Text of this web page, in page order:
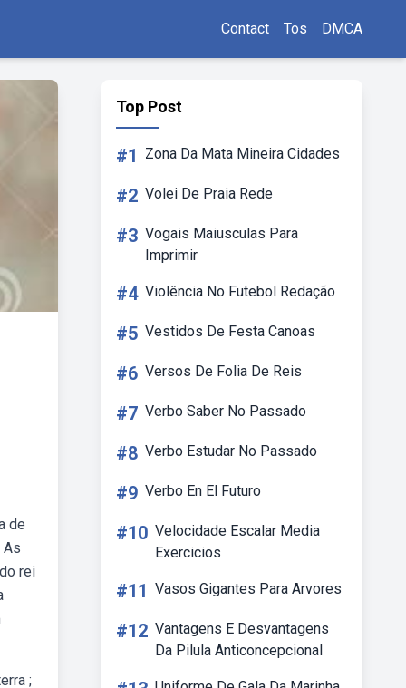
Contact Tos DMCA
de
As
rei
;
Top Post
#1 Zona Da Mata Mineira Cidades
#2 Volei De Praia Rede
#3 Vogais Maiusculas Para
Imprimir
#4 Violência No Futebol Redação
#5 Vestidos De Festa Canoas
#6 Versos De Folia De Reis
#7 Verbo Saber No Passado
#8 Verbo Estudar No Passado
#9 Verbo En El Futuro
#10 Velocidade Escalar Media
Exercicios
#11 Vasos Gigantes Para Arvores
#12 Vantagens E Desvantagens
Da Pilula Anticoncepcional